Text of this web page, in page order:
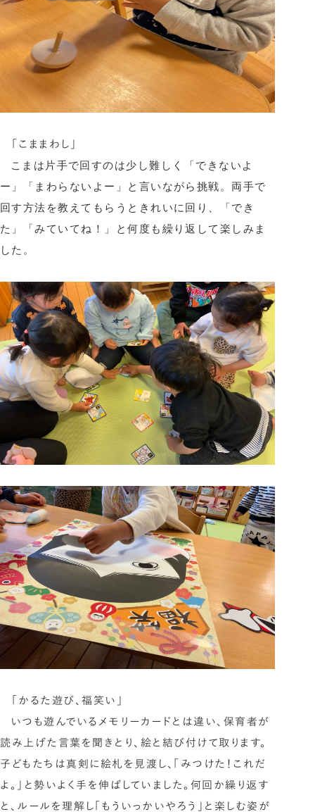
「こままわし」
こまは片手で回すのは少し難しく「できないよ
ー」「まわらないよー」と言いながら挑戦。両手で
回す方法を教えてもらうときれいに回り、「でき
た」「みていてね！」と何度も繰り返して楽しみま
した。
「かるた遊び、福笑い」
いつも遊んでいるメモリーカードとは違い、保育者が
読み上げた言葉を聞きとり、絵と結び付けて取ります。
子どもたちは真剣に絵札を見渡し、「みつけた！これだ
よ。」と勢いよく手を伸ばしていました。何回か繰り返す
と、ルールを理解し「もういっかいやろう」と楽しむ姿が